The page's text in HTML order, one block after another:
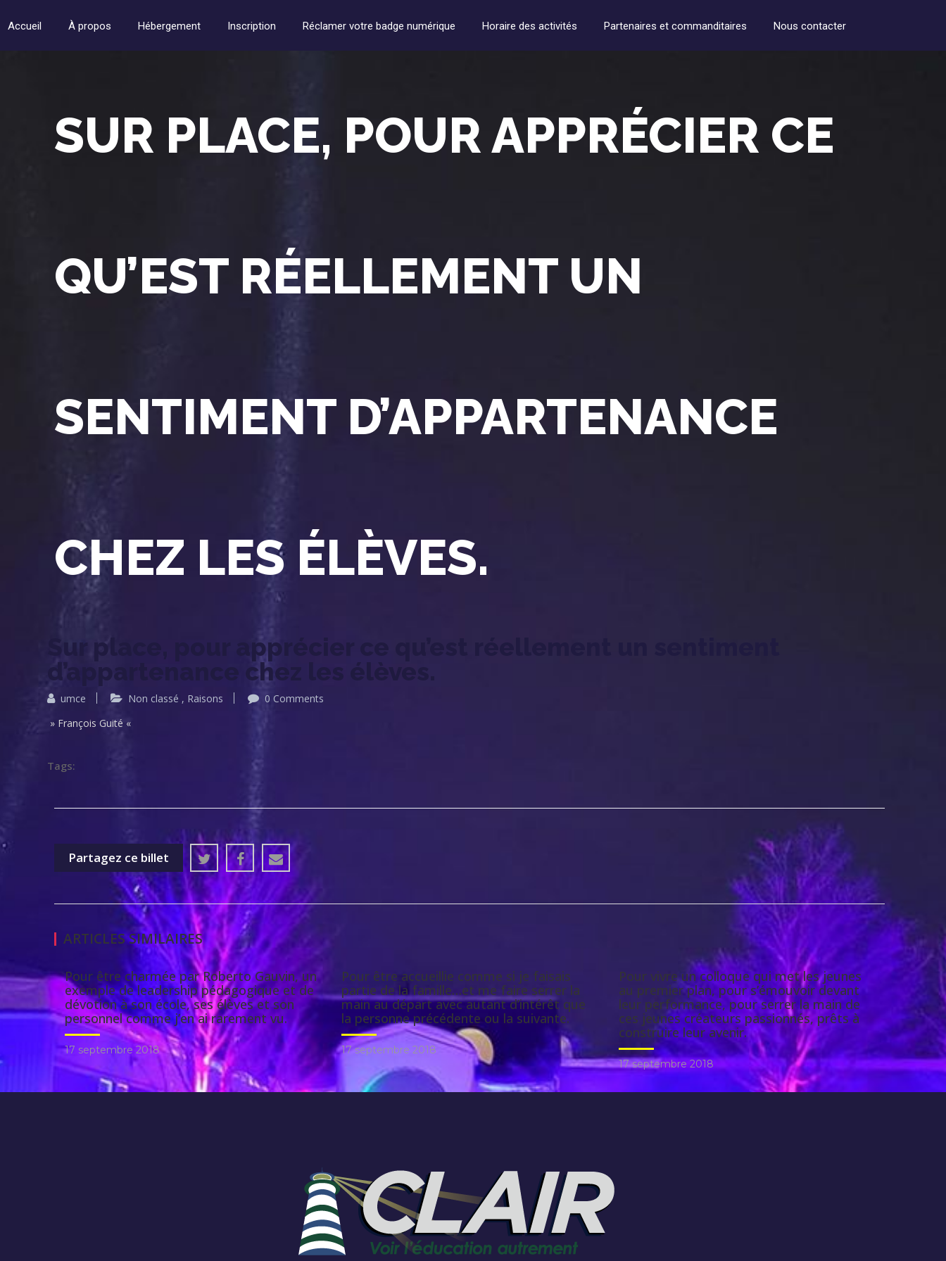
Accueil À propos Hébergement Inscription Réclamer votre badge numérique Horaire des activités Partenaires et commanditaires Nous contacter
SUR PLACE, POUR APPRÉCIER CE
QU’EST RÉELLEMENT UN
SENTIMENT D’APPARTENANCE
CHEZ LES ÉLÈVES.
Sur place, pour apprécier ce qu’est réellement un sentiment
d’appartenance chez les élèves.
umce Non classé , Raisons
0 Comments
» François Guité «
Tags:
Partagez ce billet
ARTICLES SIMILAIRES
Pour être charmée par Roberto Gauvin, un
exemple de leadership pédagogique et de
dévotion à son école, ses élèves et son
personnel comme j’en ai rarement vu.
17 septembre 2018
Pour être accueillie comme si je faisais
partie de la famille…et me faire serrer la
main au départ avec autant d’intérêt que
la personne précédente ou la suivante.
17 septembre 2018
Pour vivre un colloque qui met les jeunes
au premier plan, pour s’émouvoir devant
leur performance, pour serrer la main de
ces jeunes créateurs passionnés, prêts à
construire leur avenir.
17 septembre 2018